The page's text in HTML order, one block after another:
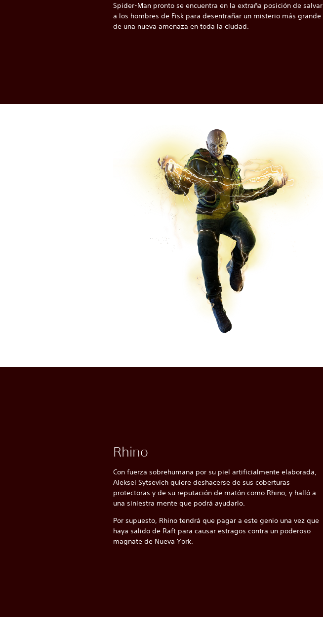
Spider-Man pronto se encuentra en la extraña posición de salvar
a los hombres de Fisk para desentrañar un misterio más grande
de una nueva amenaza en toda la ciudad.
Rhino
Con fuerza sobrehumana por su piel artificialmente elaborada,
Aleksei Sytsevich quiere deshacerse de sus coberturas
protectoras y de su reputación de matón como Rhino, y halló a
una siniestra mente que podrá ayudarlo.
Por supuesto, Rhino tendrá que pagar a este genio una vez que
haya salido de Raft para causar estragos contra un poderoso
magnate de Nueva York.